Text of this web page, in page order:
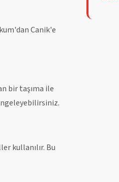
Canik'e
bir taşıma ile
kullanılır. Bu